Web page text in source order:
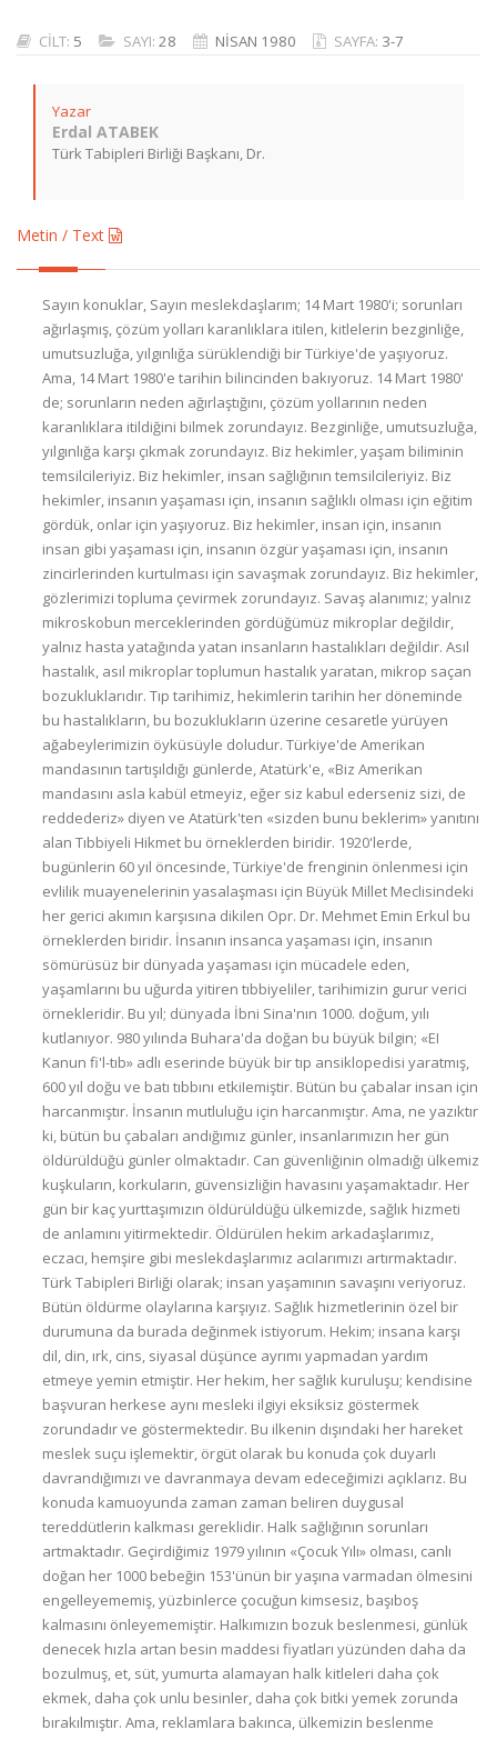
CİLT: 5 SAYI: 28 NİSAN 1980 SAYFA: 3-7
Yazar
Erdal ATABEK
Türk Tabipleri Birliği Başkanı, Dr.
Metin / Text
Sayın konuklar, Sayın meslekdaşlarım; 14 Mart 1980'i; sorunları
ağırlaşmış, çözüm yolları karanlıklara itilen, kitlelerin bezginliğe,
umutsuzluğa, yılgınlığa sürüklendiği bir Türkiye'de yaşıyoruz.
Ama, 14 Mart 1980'e tarihin bilincinden bakıyoruz. 14 Mart 1980'
de; sorunların neden ağırlaştığını, çözüm yollarının neden
karanlıklara itildiğini bilmek zorundayız. Bezginliğe, umutsuzluğa,
yılgınlığa karşı çıkmak zorundayız. Biz hekimler, yaşam biliminin
temsilcileriyiz. Biz hekimler, insan sağlığının temsilcileriyiz. Biz
hekimler, insanın yaşaması için, insanın sağlıklı olması için eğitim
gördük, onlar için yaşıyoruz. Biz hekimler, insan için, insanın
insan gibi yaşaması için, insanın özgür yaşaması için, insanın
zincirlerinden kurtulması için savaşmak zorundayız. Biz hekimler,
gözlerimizi topluma çevirmek zorundayız. Savaş alanımız; yalnız
mikroskobun merceklerinden gördüğümüz mikroplar değildir,
yalnız hasta yatağında yatan insanların hastalıkları değildir. Asıl
hastalık, asıl mikroplar toplumun hastalık yaratan, mikrop saçan
bozukluklarıdır. Tıp tarihimiz, hekimlerin tarihin her döneminde
bu hastalıkların, bu bozuklukların üzerine cesaretle yürüyen
ağabeylerimizin öyküsüyle doludur. Türkiye'de Amerikan
mandasının tartışıldığı günlerde, Atatürk'e, «Biz Amerikan
mandasını asla kabül etmeyiz, eğer siz kabul ederseniz sizi, de
reddederiz» diyen ve Atatürk'ten «sizden bunu beklerim» yanıtını
alan Tıbbiyeli Hikmet bu örneklerden biridir. 1920'lerde,
bugünlerin 60 yıl öncesinde, Türkiye'de frenginin önlenmesi için
evlilik muayenelerinin yasalaşması için Büyük Millet Meclisindeki
her gerici akımın karşısına dikilen Opr. Dr. Mehmet Emin Erkul bu
örneklerden biridir. İnsanın insanca yaşaması için, insanın
sömürüsüz bir dünyada yaşaması için mücadele eden,
yaşamlarını bu uğurda yitiren tıbbiyeliler, tarihimizin gurur verici
örnekleridir. Bu yıl; dünyada İbni Sina'nın 1000. doğum, yılı
kutlanıyor. 980 yılında Buhara'da doğan bu büyük bilgin; «EI
Kanun fi'l-tıb» adlı eserinde büyük bir tıp ansiklopedisi yaratmış,
600 yıl doğu ve batı tıbbını etkiIemiştir. Bütün bu çabalar insan için
harcanmıştır. İnsanın mutluluğu için harcanmıştır. Ama, ne yazıktır
ki, bütün bu çabaları andığımız günler, insanlarımızın her gün
öldürüldüğü günler olmaktadır. Can güvenliğinin olmadığı ülkemiz
kuşkuların, korkuların, güvensizliğin havasını yaşamaktadır. Her
gün bir kaç yurttaşımızın öldürüldüğü ülkemizde, sağlık hizmeti
de anlamını yitirmektedir. Öldürülen hekim arkadaşlarımız,
eczacı, hemşire gibi meslekdaşlarımız acılarımızı artırmaktadır.
Türk Tabipleri Birliği olarak; insan yaşamının savaşını veriyoruz.
Bütün öldürme olaylarına karşıyız. Sağlık hizmetlerinin özel bir
durumuna da burada değinmek istiyorum. Hekim; insana karşı
dil, din, ırk, cins, siyasal düşünce ayrımı yapmadan yardım
etmeye yemin etmiştir. Her hekim, her sağlık kuruluşu; kendisine
başvuran herkese aynı mesleki ilgiyi eksiksiz göstermek
zorundadır ve göstermektedir. Bu ilkenin dışındaki her hareket
meslek suçu işlemektir, örgüt olarak bu konuda çok duyarlı
davrandığımızı ve davranmaya devam edeceğimizi açıklarız. Bu
konuda kamuoyunda zaman zaman beliren duygusal
tereddütlerin kalkması gereklidir. Halk sağlığının sorunları
artmaktadır. Geçirdiğimiz 1979 yılının «Çocuk Yılı» olması, canlı
doğan her 1000 bebeğin 153'ünün bir yaşına varmadan ölmesini
engelleyememiş, yüzbinlerce çocuğun kimsesiz, başıboş
kalmasını önleyememiştir. Halkımızın bozuk beslenmesi, günlük
denecek hızla artan besin maddesi fiyatları yüzünden daha da
bozulmuş, et, süt, yumurta alamayan halk kitleleri daha çok
ekmek, daha çok unlu besinler, daha çok bitki yemek zorunda
bırakılmıştır. Ama, reklamlara bakınca, ülkemizin beslenme